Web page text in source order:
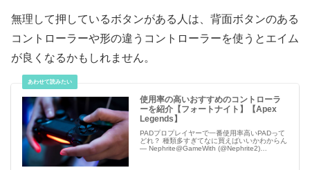
無理して押しているボタンがある人は、背面ボタンのある
コントローラーや形の違うコントローラーを使うとエイム
が良くなるかもしれません。
使用率の高いおすすめのコントローラ
ーを紹介【フォートナイト】【Apex
Legends】
PADプロプレイヤーで一番使用率高いPADって
どれ？ 種類多すぎてなに買えばいいかわからん
— Nephrite@GameWith (@Nephrite2)